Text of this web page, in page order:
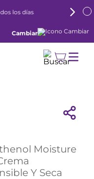
los días
Cambiar
Moisture
Y Seca